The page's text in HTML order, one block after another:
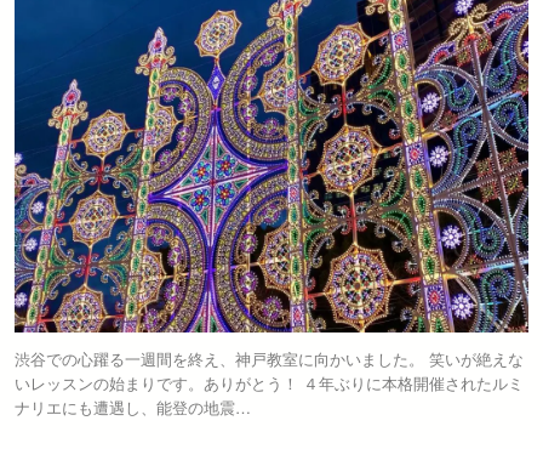
渋谷での心躍る一週間を終え、神戸教室に向かいました。 笑いが絶えな
いレッスンの始まりです。ありがとう！ ４年ぶりに本格開催されたルミ
ナリエにも遭遇し、能登の地震…